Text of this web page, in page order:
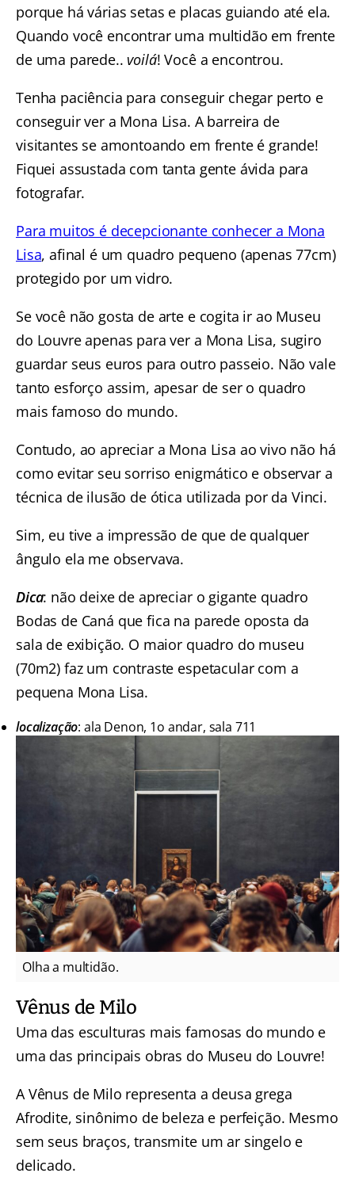
porque há várias setas e placas guiando até ela.
Quando você encontrar uma multidão em frente
de uma parede.. voilá! Você a encontrou.
Tenha paciência para conseguir chegar perto e
conseguir ver a Mona Lisa. A barreira de
visitantes se amontoando em frente é grande!
Fiquei assustada com tanta gente ávida para
fotografar.
Para muitos é decepcionante conhecer a Mona
Lisa, afinal é um quadro pequeno (apenas 77cm)
protegido por um vidro.
Se você não gosta de arte e cogita ir ao Museu
do Louvre apenas para ver a Mona Lisa, sugiro
guardar seus euros para outro passeio. Não vale
tanto esforço assim, apesar de ser o quadro
mais famoso do mundo.
Contudo, ao apreciar a Mona Lisa ao vivo não há
como evitar seu sorriso enigmático e observar a
técnica de ilusão de ótica utilizada por da Vinci.
Sim, eu tive a impressão de que de qualquer
ângulo ela me observava.
Dica: não deixe de apreciar o gigante quadro
Bodas de Caná que fica na parede oposta da
sala de exibição. O maior quadro do museu
(70m2) faz um contraste espetacular com a
pequena Mona Lisa.
localização: ala Denon, 1o andar, sala 711
Olha a multidão.
Vênus de Milo
Uma das esculturas mais famosas do mundo e
uma das principais obras do Museu do Louvre!
A Vênus de Milo representa a deusa grega
Afrodite, sinônimo de beleza e perfeição. Mesmo
sem seus braços, transmite um ar singelo e
delicado.